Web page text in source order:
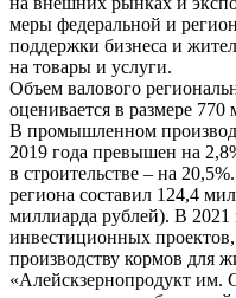
меры федеральной и
поддержки бизнеса и
на товары и услуги.
Объем валового
оценивается в размере
В промышленном
2019 года превышен на
в строительстве – на
региона составил 124,4
миллиарда рублей). В 2021
инвестиционных проектов,
производству кормов для
«Алейскзернопродукт им.